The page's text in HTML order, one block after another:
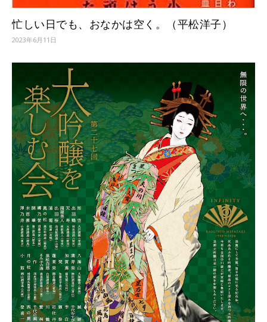
忙しい日でも、おなかは空く。（平松洋子）
2023年6月11日